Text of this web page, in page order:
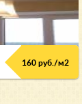
160 руб./м2